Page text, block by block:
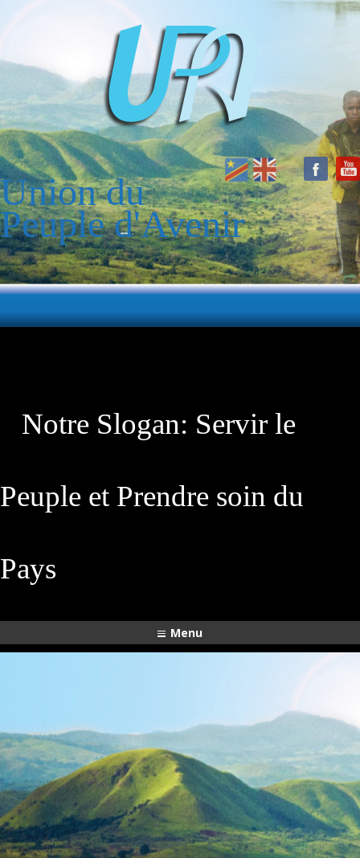
Union du
Peuple d'Avenir
Notre Slogan: Servir le
Peuple et Prendre soin du
Pays
Menu